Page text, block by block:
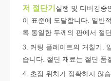
튜브 레이저 절단이란 무엇입니
저 절단기 실행 및 디버깅중
이 표준에 도달합니다. 일반
록 동일한 두께의 판에서 절
3. 커팅 플레이트의 거칠기.
습니다. 절단 재료는 절단 품
4. 초점 위치가 정확하지 않